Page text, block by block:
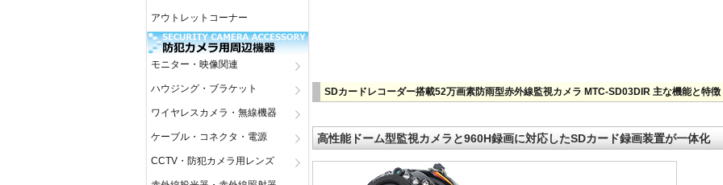
SDカードレコーダー搭載52万画素防雨型赤外線監視カメラ MTC-SD03DIR 主な機能と特徴
高性能ドーム型監視カメラと960H録画に対応したSDカード録画装置が一体化
アウトレットコーナー
モニター・映像関連
ハウジング・ブラケット
ワイヤレスカメラ・無線機器
ケーブル・コネクタ・電源
CCTV・防犯カメラ用レンズ